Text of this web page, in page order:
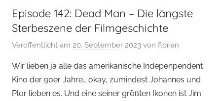
Episode 142: Dead Man – Die längste
Sterbeszene der Filmgeschichte
Veröffentlicht am 20. September 2023 von florian
Wir lieben ja alle das amerikanische Indepenpendent
Kino der 90er Jahre… okay, zumindest Johannes und
Plor lieben es. Und eine seiner größten Ikonen ist Jim